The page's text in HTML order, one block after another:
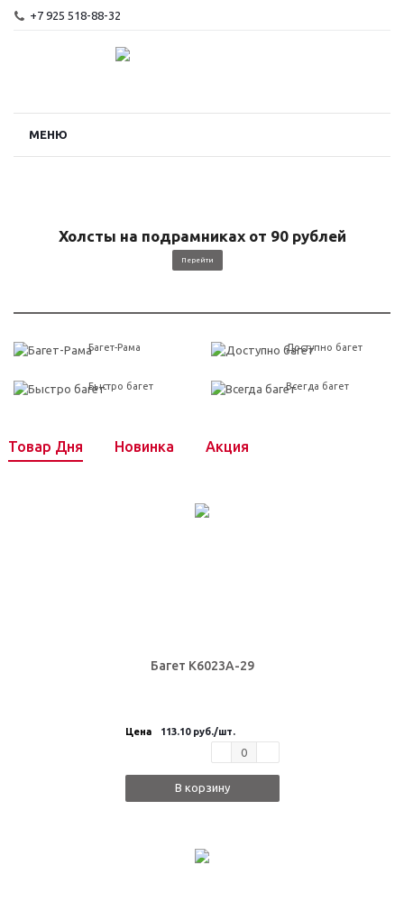
+7 925 518-88-32
МЕНЮ
Холсты на подрамниках от 90 рублей
Перейти
Багет-Рама Доступно багет
Быстро багет Всегда багет
Товар Дня Новинка Акция
Багет K6023A-29
Цена 113.10 руб./шт.
В корзину